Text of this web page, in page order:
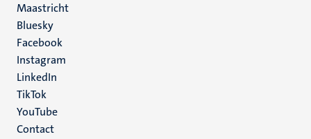
Maastricht
Social
media
Bluesky
Facebook
Instagram
LinkedIn
TikTok
YouTube
Menu
Contact